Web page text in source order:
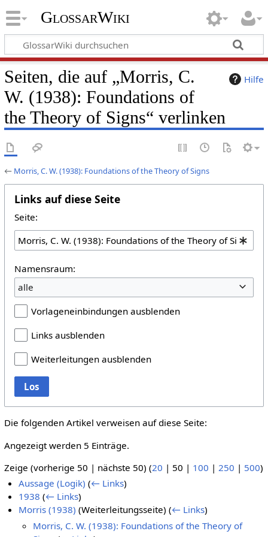
GlossarWiki
Hilfe
Seiten, die auf „Morris, C.
W. (1938): Foundations of
the Theory of Signs“ verlinken
← Morris, C. W. (1938): Foundations of the Theory of Signs
Links auf diese Seite
Seite:
Namensraum:
alle
Vorlageneinbindungen ausblenden
Links ausblenden
Weiterleitungen ausblenden
Los
Die folgenden Artikel verweisen auf diese Seite:
Angezeigt werden 5 Einträge.
Zeige (vorherige 50 | nächste 50) (20 | 50 | 100 | 250 | 500)
Aussage (Logik) (← Links)
1938 (← Links)
Morris (1938) (Weiterleitungsseite)(← Links)
Morris, C. W. (1938): Foundations of the Theory of